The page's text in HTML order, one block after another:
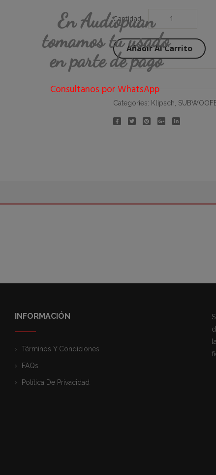
Cantidad
Añadir Al Carrito
Categories: Klipsch
INFORMACIÓN
Términos Y Condiciones
FAQs
Política De Privacidad
En Audiopuan
tomamos tu usado
en parte de pago
Consultanos por WhatsApp